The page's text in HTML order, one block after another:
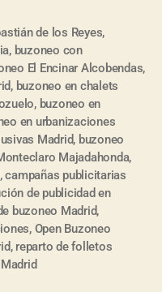
de los Reyes,
, buzoneo con
El Encinar Alcobendas,
, buzoneo en chalets
, buzoneo en
en urbanizaciones
Madrid, buzoneo
Majadahonda,
,campañas publicitarias
de publicidad en
buzoneo Madrid,
, Open Buzoneo
, reparto de folletos